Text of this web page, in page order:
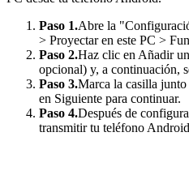
Paso 1.Abre la
> Proyectar en este PC >
Paso 2.Haz clic en Añadir
opcional) y, a continuación,
Paso 3.Marca la casilla
en Siguiente para continuar.
Paso 4.Después de
transmitir tu teléfono